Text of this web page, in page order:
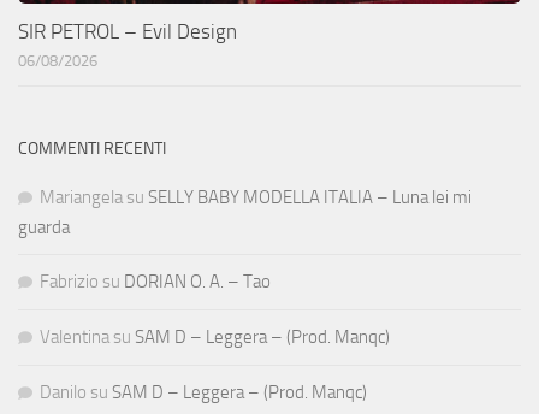
SIR PETROL – Evil Design
06/08/2026
COMMENTI RECENTI
Mariangela su SELLY BABY MODELLA ITALIA – Luna lei mi
guarda
Fabrizio su DORIAN O. A. – Tao
Valentina su SAM D – Leggera – (Prod. Manqc)
Danilo su SAM D – Leggera – (Prod. Manqc)